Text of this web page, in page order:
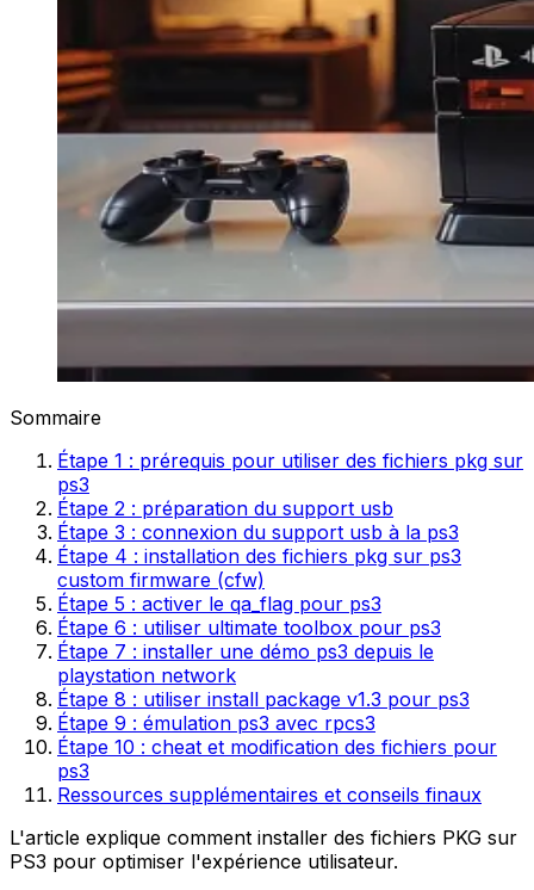
Sommaire
Étape 1 : prérequis pour utiliser des fichiers pkg sur
ps3
Étape 2 : préparation du support usb
Étape 3 : connexion du support usb à la ps3
Étape 4 : installation des fichiers pkg sur ps3
custom firmware (cfw)
Étape 5 : activer le qa_flag pour ps3
Étape 6 : utiliser ultimate toolbox pour ps3
Étape 7 : installer une démo ps3 depuis le
playstation network
Étape 8 : utiliser install package v1.3 pour ps3
Étape 9 : émulation ps3 avec rpcs3
Étape 10 : cheat et modification des fichiers pour
ps3
Ressources supplémentaires et conseils finaux
L'article explique comment installer des fichiers PKG sur
PS3 pour optimiser l'expérience utilisateur.